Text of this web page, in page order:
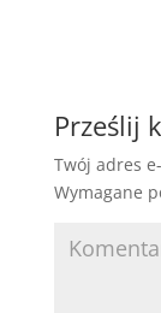
Prześlij
Twój adres
Wymagane